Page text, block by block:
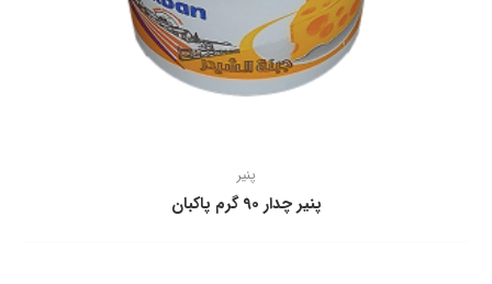
پنیر
پنیر چدار 90 گرم پاکبان